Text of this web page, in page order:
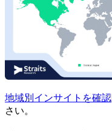
地域別インサイトを確認
さい。